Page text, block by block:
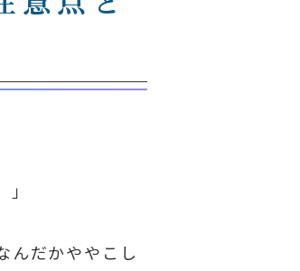
んだかややこし